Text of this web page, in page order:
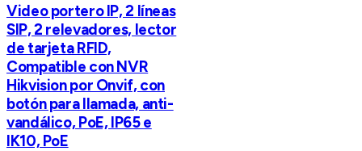
Video portero IP, 2 líneas
SIP, 2 relevadores, lector
de tarjeta RFID,
Compatible con NVR
Hikvision por Onvif, con
botón para llamada, anti-
vandálico, PoE, IP65 e
IK10, PoE